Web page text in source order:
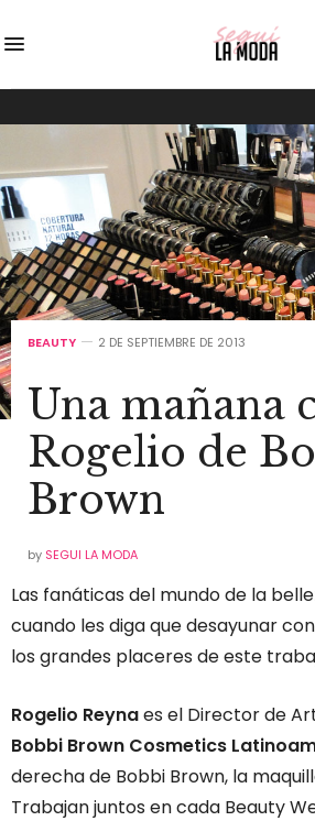
BEAUTY 2 DE SEPTIEMBRE DE 2013
Una mañana
Rogelio de
Brown
by SEGUI LA MODA
Las fanáticas del mundo de la
cuando les diga que desayunar
los grandes placeres de este
Rogelio Reynaes el Director de
Bobbi Brown Cosmetics
derecha de Bobbi Brown, la
Trabajan juntos en cada Beauty